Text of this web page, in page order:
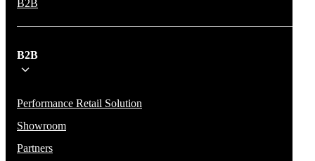
B2B
B2B
Performance Retail Solution
Showroom
Partners